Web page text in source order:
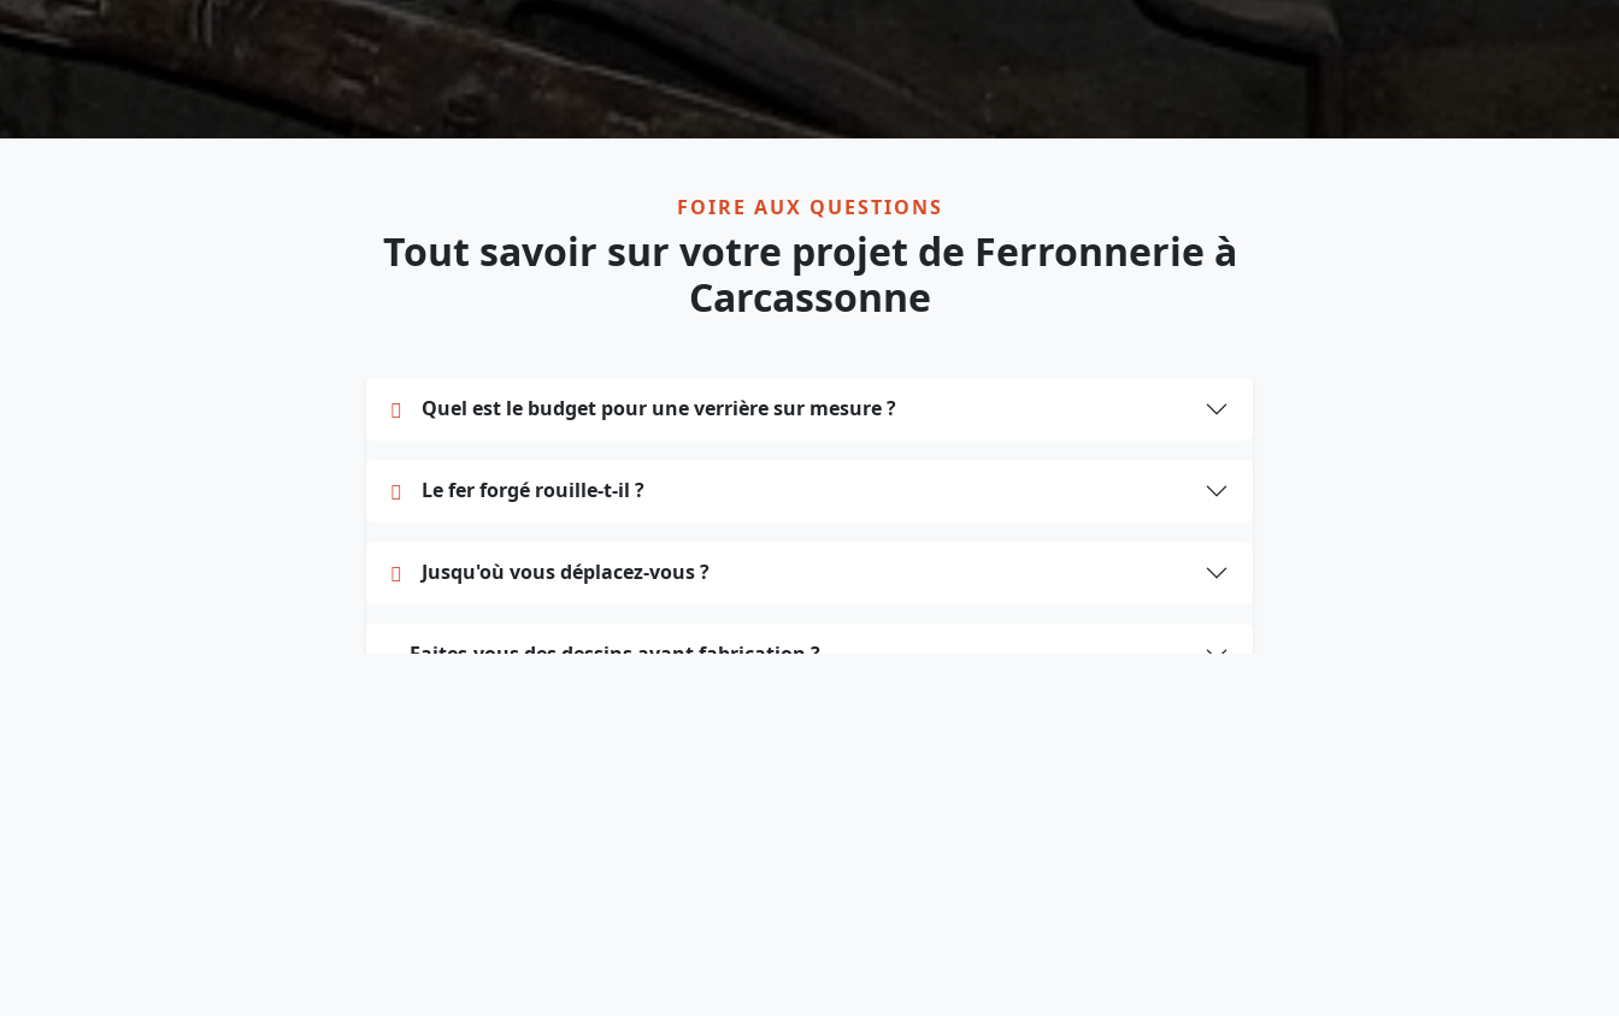
FOIRE AUX QUESTIONS
Tout savoir sur votre projet de Ferronnerie à
Carcassonne
Quel est le budget pour une verrière sur mesure ?
Le fer forgé rouille-t-il ?
Jusqu'où vous déplacez-vous ?
Faites-vous des dessins avant fabrication ?